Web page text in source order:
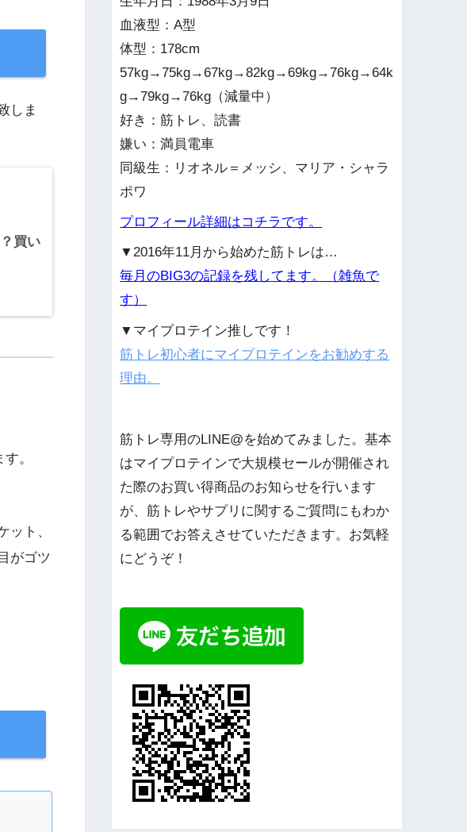
しま
買い
。
ット、
がゴツ
血液型：A型
体型：178cm
57kg→75kg→67kg→82kg→69kg→76kg→64k
g→79kg→76kg（減量中）
好き：筋トレ、読書
嫌い：満員電車
同級生：リオネル＝メッシ、マリア・シャラ
ポワ
プロフィール詳細はコチラです。
▼2016年11月から始めた筋トレは…
毎月のBIG3の記録を残してます。（雑魚で
す）
▼マイプロテイン推しです！
筋トレ初心者にマイプロテインをお勧めする
理由。
筋トレ専用のLINE@を始めてみました。基本
はマイプロテインで大規模セールが開催され
た際のお買い得商品のお知らせを行います
が、筋トレやサプリに関するご質問にもわか
る範囲でお答えさせていただきます。お気軽
にどうぞ！